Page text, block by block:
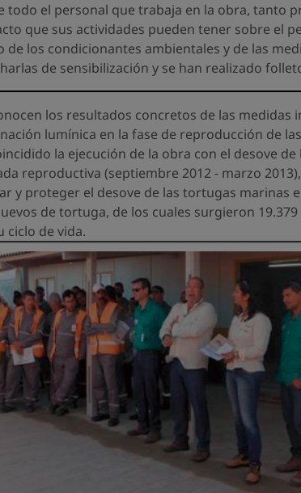
todo el personal que trabaja en la obra, tanto
que sus actividades pueden tener sobre el
de los condicionantes ambientales y de las
de sensibilización y se han realizado
los resultados concretos de las
lumínica en la fase de reproducción de
la ejecución de la obra con el desove
reproductiva (septiembre 2012 - marzo
y proteger el desove de las tortugas marinas
de tortuga, de los cuales surgieron
ciclo de vida.